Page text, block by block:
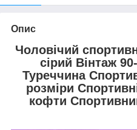
Опис
Чоловічий
сірий Вінтаж
Туреччина
розміри
кофти